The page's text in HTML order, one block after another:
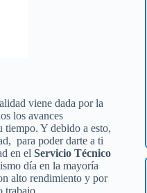
viene dada por la
los avances
tiempo. Y debido a esto,
para poder darte a ti
en el Servicio Técnico
día en la mayoría
alto rendimiento y por
trabajo.